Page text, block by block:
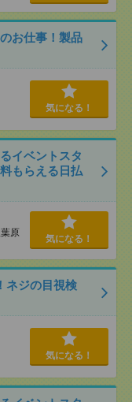
お仕事！製品
気になる！
イベントスタ
もらえる日払
原
気になる！
ネジの目視検
気になる！